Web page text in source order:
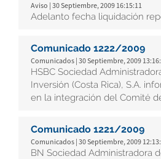
Aviso | 30 Septiembre, 2009 16:15:11
Adelanto fecha liquidación
Comunicado 1222/2009
Comunicados | 30 Septiembre, 2009
HSBC Sociedad
Inversión (Costa Rica), S.A.
en la integración del Comité
Comunicado 1221/2009
Comunicados | 30 Septiembre, 2009
BN Sociedad Administradora